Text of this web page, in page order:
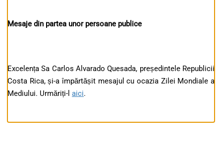
Mesaje din partea unor persoane publice
Excelența Sa Carlos Alvarado Quesada, președintele Republicii
Costa Rica, și-a împărtășit mesajul cu ocazia Zilei Mondiale a
Mediului. Urmăriți-l aici.